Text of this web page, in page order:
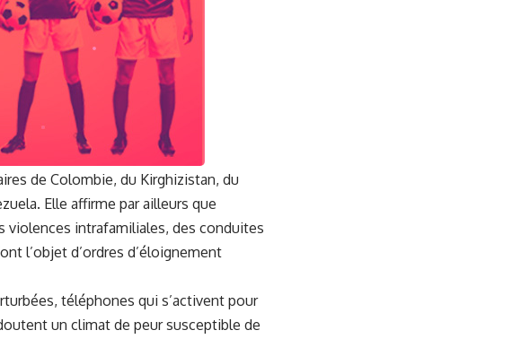
de Colombie, du Kirghizistan, du
Elle affirme par ailleurs que
violences intrafamiliales, des conduites
l’objet d’ordres d’éloignement
téléphones qui s’activent pour
un climat de peur susceptible de